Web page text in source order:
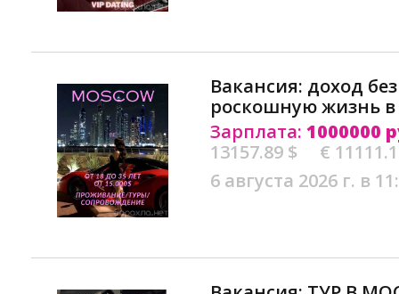
Вакансия: доход
роскошную жизнь в
Зарплата: 1000000
13157.89 $
€
6 августа 2026 г. в